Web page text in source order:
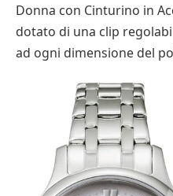
Donna con Cinturino in
dotato di una clip
ad ogni dimensione del